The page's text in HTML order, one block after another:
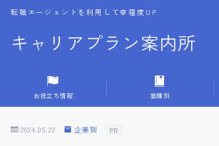
キャリアプラン案内所
転職エージェントを利用して幸福度UP
MENU
1.転職エージェントの選び方
お役立ち情報 業種別
2024.05.22 企業別 PR